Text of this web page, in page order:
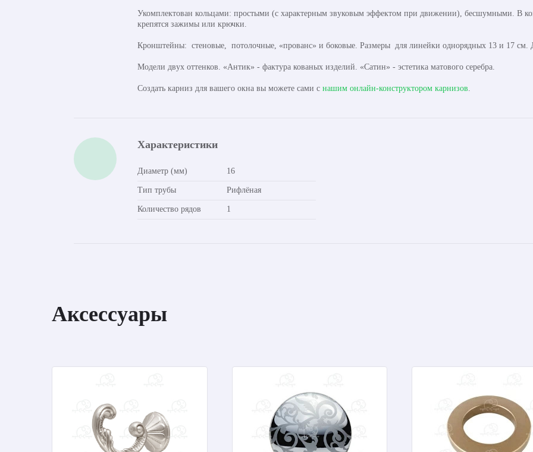
Укомплектован кольцами: простыми (с характерным звуковым эффектом при движении), бесшумными. В
крепятся зажимы или крючки.
Кронштейны: стеновые, потолочные, «прованс» и боковые. Размеры для линейки однорядных 13 и 17 см.
Модели двух оттенков. «Антик» - фактура кованых изделий. «Сатин» - эстетика матового серебра.
Создать карниз для вашего окна вы можете сами с нашим онлайн-конструктором карнизов.
Характеристики
Диаметр (мм) 16
Тип трубы Рифлёная
Количество рядов 1
Аксессуары